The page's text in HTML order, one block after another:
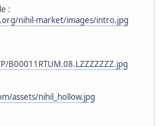
:
nihil-market/images/intro.jpg
B00011RTUM.08.LZZZZZZZ.jpg
assets/nihil_hollow.jpg